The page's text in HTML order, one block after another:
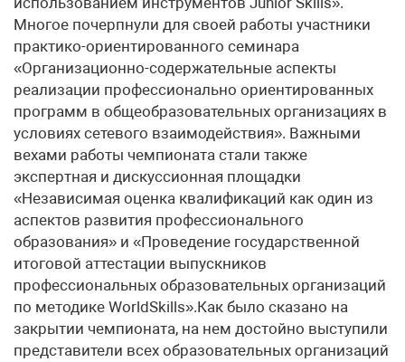
Многое почерпнули для своей работы участники
практико-ориентированного семинара
«Организационно-содержательные аспекты
реализации профессионально ориентированных
программ в общеобразовательных организациях в
условиях сетевого взаимодействия». Важными
вехами работы чемпионата стали также
экспертная и дискуссионная площадки
«Независимая оценка квалификаций как один из
аспектов развития профессионального
образования» и «Проведение государственной
итоговой аттестации выпускников
профессиональных образовательных организаций
по методике WorldSkills».Как было сказано на
закрытии чемпионата, на нем достойно выступили
представители всех образовательных организаций